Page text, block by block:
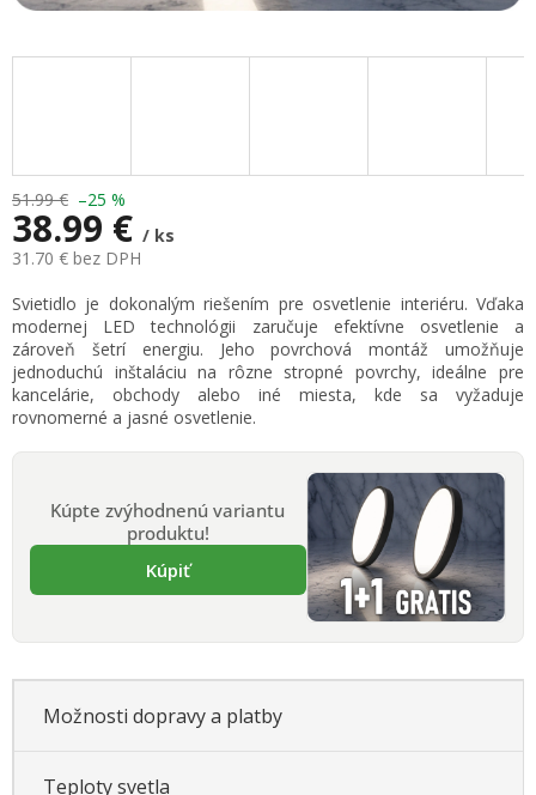
51.99 € –25 %
38.99 € / ks
31.70 € bez DPH
Jednotková
cena:
Svietidlo je dokonalým riešením pre osvetlenie interiéru. Vďaka
modernej LED technológii zaručuje efektívne osvetlenie a
zároveň šetrí energiu. Jeho povrchová montáž umožňuje
jednoduchú inštaláciu na rôzne stropné povrchy, ideálne pre
kancelárie, obchody alebo iné miesta, kde sa vyžaduje
rovnomerné a jasné osvetlenie.
Kúpte zvýhodnenú variantu
produktu!
Kúpiť
Možnosti dopravy a platby
Teploty svetla